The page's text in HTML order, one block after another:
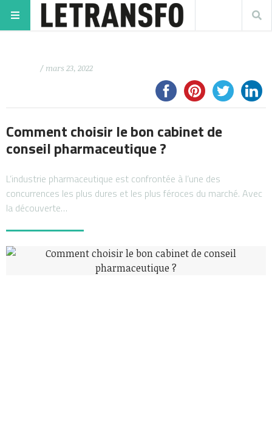
/ mars 23, 2022
Comment choisir le bon cabinet de
conseil pharmaceutique ?
L’industrie pharmaceutique est confrontée à l’une des
concurrences les plus dures et les plus féroces du marché. Avec
la découverte…